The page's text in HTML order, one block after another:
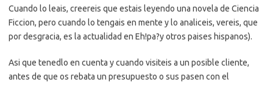
Cuando lo leais, creereis que estais leyendo una novela de Ciencia
Ficcion, pero cuando lo tengais en mente y lo analiceis, vereis, que
por desgracia, es la actualidad en Eh!pa?y otros paises hispanos).
Asi que tenedlo en cuenta y cuando visiteis a un posible cliente,
antes de que os rebata un presupuesto o sus pasen con el